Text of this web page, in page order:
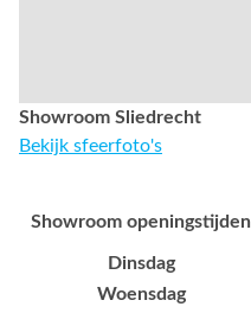
Showroom Sliedrecht
Bekijk sfeerfoto's
Showroom openingstijden
Dinsdag
Woensdag